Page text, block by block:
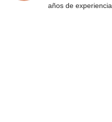
años de experiencia